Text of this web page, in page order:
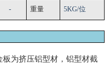
- 重量 5KG/位
为挤压铝型材，铝型材截